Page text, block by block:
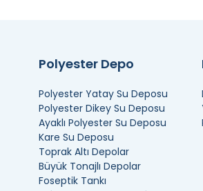
Polyester Depo
Polyester Yatay Su Deposu
Polyester Dikey Su Deposu
Ayaklı Polyester Su Deposu
Kare Su Deposu
Toprak Altı Depolar
Büyük Tonajlı Depolar
Foseptik Tankı